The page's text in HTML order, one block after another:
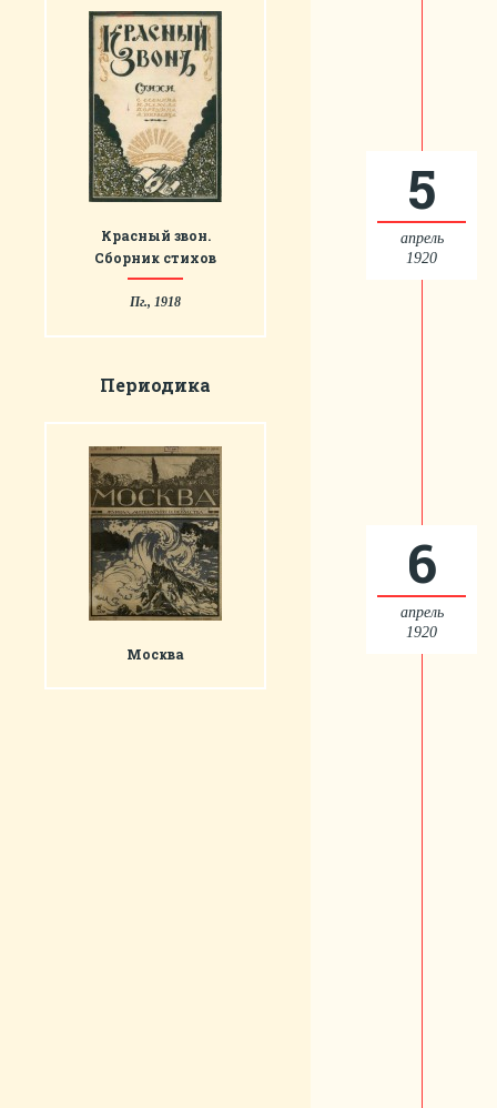
Красный звон.
Сборник стихов
Пг., 1918
Периодика
Москва
5
апрель
1920
6
апрель
1920